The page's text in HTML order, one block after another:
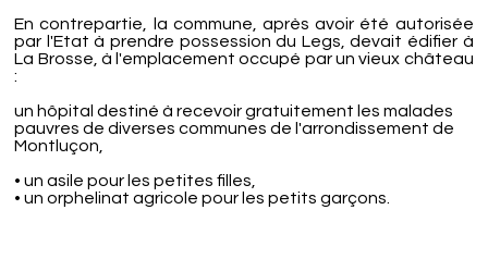
En contrepartie, la commune, après avoir été autorisée
par l'Etat à prendre possession du Legs, devait édifier à
La Brosse, à l'emplacement occupé par un vieux château
:
un hôpital destiné à recevoir gratuitement les malades
pauvres de diverses communes de l'arrondissement de
Montluçon,
• un asile pour les petites filles,
• un orphelinat agricole pour les petits garçons.